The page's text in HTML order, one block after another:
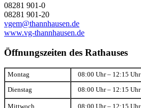
08281 901-0
08281 901-20
vgem@thannhausen.de
www.vg-thannhausen.de
Öffnungszeiten des Rathauses
Montag 08:00 Uhr – 12:15 Uhr
Dienstag 08:00 Uhr – 12:15 Uhr